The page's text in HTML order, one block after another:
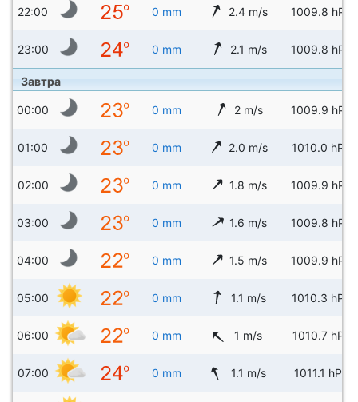
22:00 0 mm 2.4 m/s 1009.8 hPa
23:00 0 mm 2.1 m/s 1009.8 hPa
Завтра
00:00 0 mm 2 m/s 1009.9 hPa
01:00 0 mm 2.0 m/s 1010.0 hPa
02:00 0 mm 1.8 m/s 1009.9 hPa
03:00 0 mm 1.6 m/s 1009.8 hPa
04:00 0 mm 1.5 m/s 1009.9 hPa
05:00 0 mm 1.1 m/s 1010.3 hPa
06:00 0 mm 1 m/s 1010.7 hPa
07:00 0 mm 1.1 m/s 1011.1 hPa